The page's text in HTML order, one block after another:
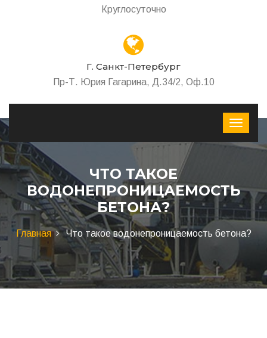
Круглосуточно
Г. Санкт-Петербург
Пр-Т. Юрия Гагарина, Д.34/2, Оф.10
ЧТО ТАКОЕ
ВОДОНЕПРОНИЦАЕМОСТЬ
БЕТОНА?
Главная Что такое водонепроницаемость бетона?